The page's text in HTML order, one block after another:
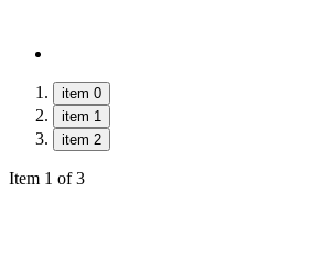
item 0
item 1
item 2
Item 1 of 3